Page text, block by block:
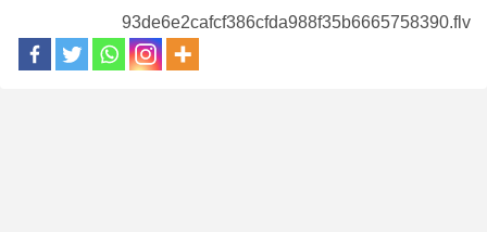
93de6e2cafcf386cfda988f35b6665758390.flv